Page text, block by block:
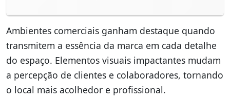
Ambientes comerciais ganham destaque quando
transmitem a essência da marca em cada detalhe
do espaço. Elementos visuais impactantes mudam
a percepção de clientes e colaboradores, tornando
o local mais acolhedor e profissional.